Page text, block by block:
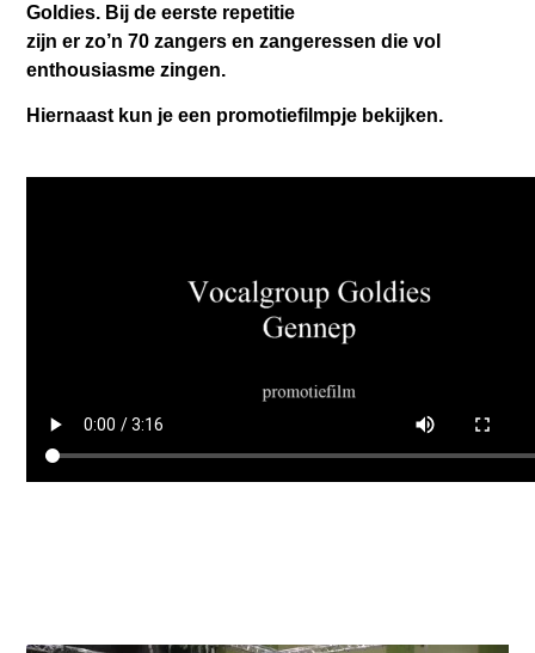
Goldies. Bij de eerste repetitie
zijn er zo’n 70 zangers en zangeressen die vol
enthousiasme zingen.
Hiernaast kun je een promotiefilmpje bekijken.